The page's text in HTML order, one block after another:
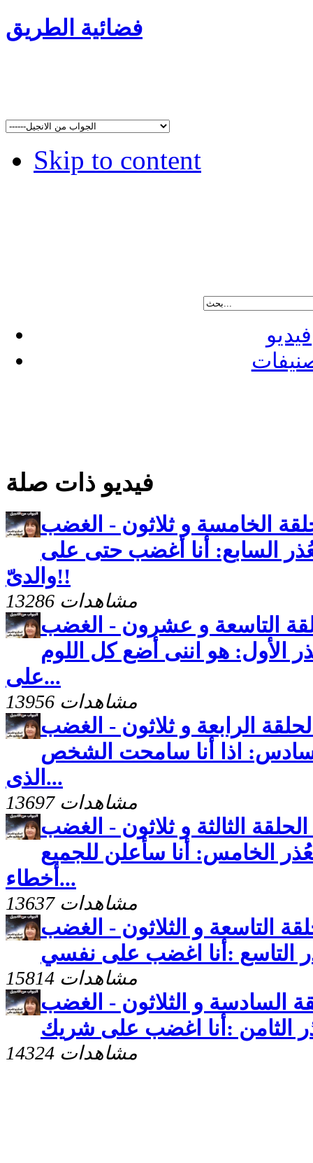
فضائية الطريق
Skip to content
فيديو
فيديو ذات صلة
الخامسة و ثلاثون - الغضب
السابع: أنا أغضب حتى على
والدىّ!!
13286 مشاهدات
التاسعة و عشرون - الغضب
الأول: هو اننى أضع كل اللوم
على...
13956 مشاهدات
الرابعة و ثلاثون - الغضب
اذا أنا سامحت الشخص
الذى...
13697 مشاهدات
الثالثة و ثلاثون - الغضب
الخامس: أنا سأعلن للجميع
أخطاء...
13637 مشاهدات
التاسعة و الثلاثون - الغضب
15814 مشاهدات
السادسة و الثلاثون - الغضب
14324 مشاهدات